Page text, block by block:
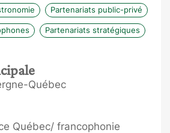
Partenariats public-privé
Partenariats stratégiques
Québec
Québec/ francophonie